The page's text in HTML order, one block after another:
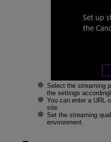
Select the streaming
the settings
You can enter a URL
site.
Set the streaming
environment.